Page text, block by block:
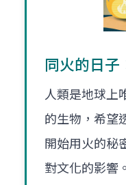
同火的日
人類是地球上
的生物，希望
開始用火的秘
對文化的影響